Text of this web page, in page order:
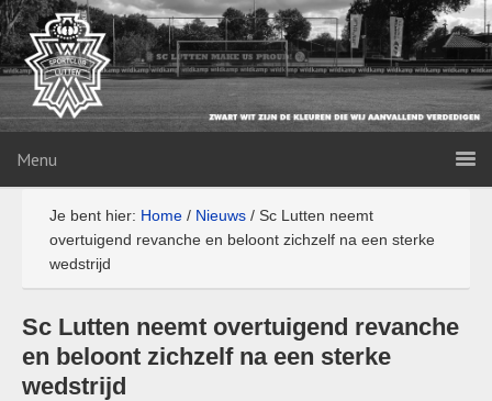
Menu
Je bent hier: Home / Nieuws / Sc Lutten neemt
overtuigend revanche en beloont zichzelf na een sterke
wedstrijd
Sc Lutten neemt overtuigend revanche
en beloont zichzelf na een sterke
wedstrijd